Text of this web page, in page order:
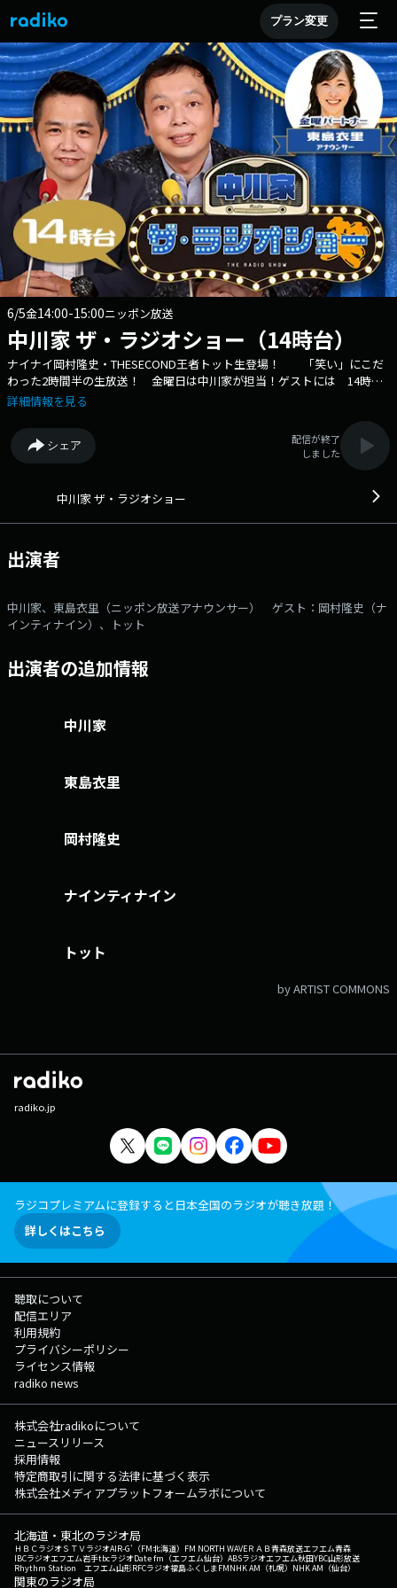
プラン変更
6/5金14:00-15:00ニッポン放送
中川家 ザ・ラジオショー（14時台）
ナイナイ岡村隆史・THESECOND王者トット生登場！ 「笑い」にこだ
わった2時間半の生放送！ 金曜日は中川家が担当！ゲストには 14時台
前半にナインティナイン岡村隆史、14時台後半にTHESECOND王者トッ
お届け！ ▼13:45頃：リスナーの方からいただいたテーマメールを読み
ます！ ▼14:00～：ツヨメロちゃんの天気予報をお届け ▼14:05頃：
ゲストと一緒に笑いをお届けする「ザ・ゲストショー」をお届け。1組目
のゲスト、THE SECONDの王者 トット が登場！ ▼15:00～：ツヨ
「ザ・ラジオショー」“笑い”にこだわってお届けします！ (月～木)パー
ソナリティー：ナイツ／パートナー：平野ノラ(月)・相席スタート山﨑ケ
日パーソナリティー：中川家／パートナー：ニッポン放送アナウンサー東
島衣里 土曜日パーソナリティー：サンドウィッチマンメールアドレ
ス： ngk@1242.com 番組ホームページはこちら twitterハッシュ
「@ngk_radioshow」
詳細情報を見る
シェア
配信が終了
しました
中川家 ザ・ラジオショー
出演者
中川家、東島衣里（ニッポン放送アナウンサー） ゲスト：岡村隆史（ナ
インティナイン）、トット
出演者の追加情報
中川家
東島衣里
岡村隆史
ナインティナイン
トット
by ARTIST COMMONS
radiko.jp
ラジコプレミアムに登録すると日本全国のラジオが聴き放題！
詳しくはこちら
聴取について
配信エリア
利用規約
プライバシーポリシー
ライセンス情報
radiko news
株式会社radikoについて
ニュースリリース
採用情報
特定商取引に関する法律に基づく表示
株式会社メディアプラットフォームラボについて
北海道・東北のラジオ局
ＨＢＣラジオＳＴＶラジオAIR-G'（FM北海道） FM NORTH WAVEＲＡＢ青森放送エフエム青森
IBCラジオエフエム岩手tbcラジオDate fm（エフエム仙台） ABSラジオエフエム秋田YBC山形放送
Rhythm Station エフエム山形RFCラジオ福島ふくしまFMNHK AM（札幌） NHK AM（仙台）
関東のラジオ局